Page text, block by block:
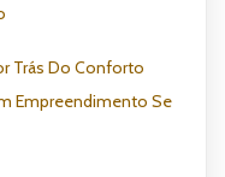
Trás Do Conforto
Empreendimento Se